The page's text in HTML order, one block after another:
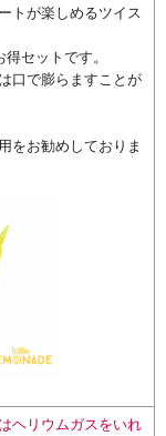
トが楽しめるツイス
セットです。
口で膨らますことが
をお勧めしておりま
ヘリウムガスをいれ